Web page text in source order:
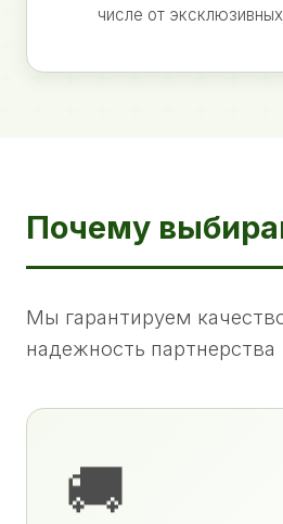
числе от
Почему
Мы гарантируем
надежность партнерства
🚚